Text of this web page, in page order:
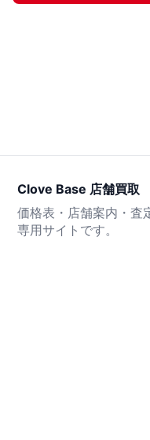
Clove Base 店舗買取
価格表・店舗案内・査
専用サイトです。